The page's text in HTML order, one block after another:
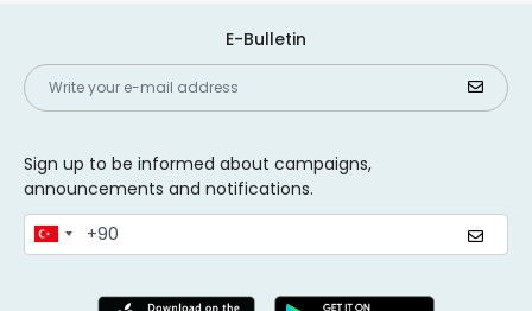
E-Bulletin
Sign up to be informed about campaigns,
announcements and notifications.